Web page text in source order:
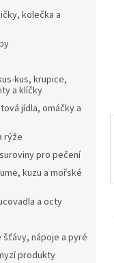
kolečka a
kus, krupice,
a klíčky
jídla, omáčky a
rýže
pro pečení
kuzu a mořské
a octy
nápoje a pyré
produkty